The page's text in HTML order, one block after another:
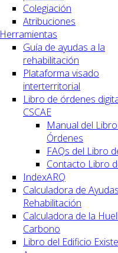
Colegiación
Atribuciones
Herramientas
Guía de ayudas a la
rehabilitación
Plataforma visado
interterritorial
Libro de órdenes
CSCAE
Manual del
Órdenes
FAQs del Libro
Contacto Libro
IndexARQ
Calculadora de
Rehabilitación
Calculadora de la
Carbono
Libro del Edificio